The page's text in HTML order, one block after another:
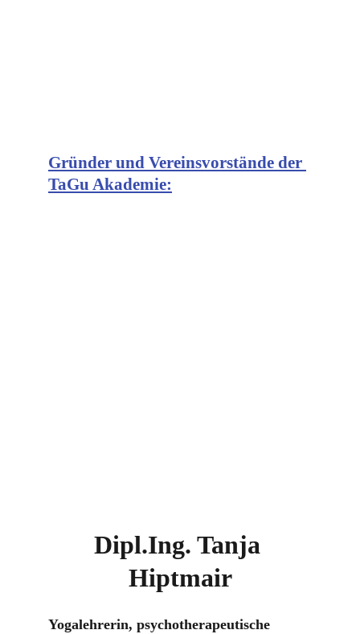
Dipl.Ing. Tanja
Hiptmair
Gründer und Vereinsvorstände der
TaGu Akademie:
Yogalehrerin, psychotherapeutische